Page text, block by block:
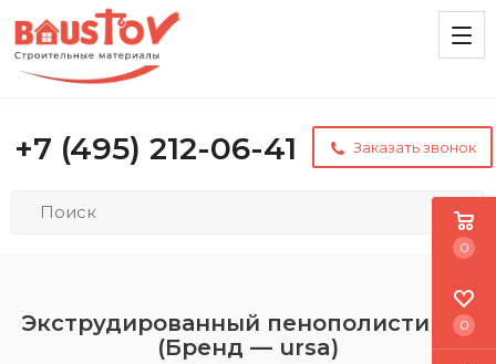
+7 (495) 212-06-41 Заказать звонок
Экструдированный пенополистирол
(Бренд — ursa)
0
0